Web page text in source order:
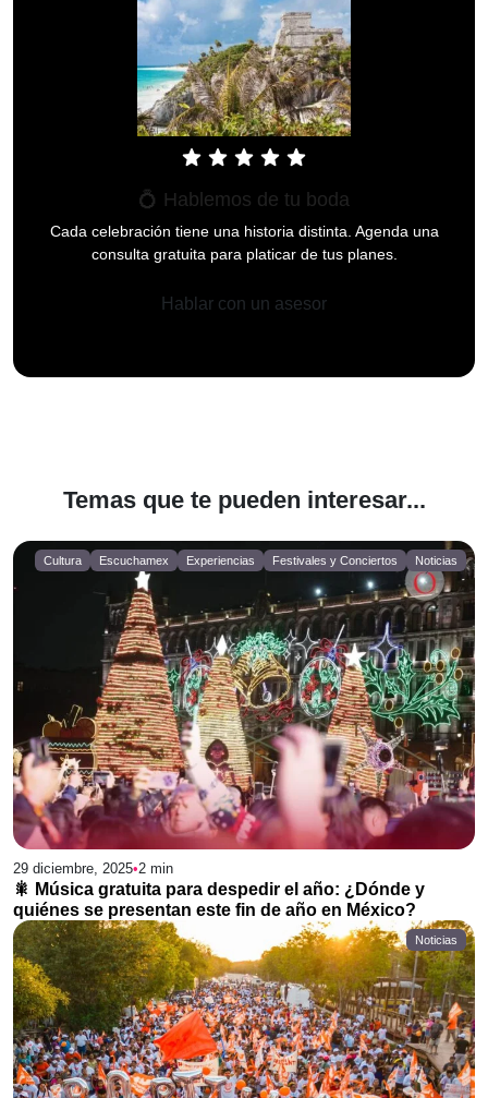
star star star star star
💍 Hablemos de tu boda
Cada celebración tiene una historia distinta. Agenda una
consulta gratuita para platicar de tus planes.
Hablar con un asesor
Temas que te pueden interesar...
Cultura Escuchamex Experiencias Festivales y Conciertos Noticias
29 diciembre, 2025•2 min
🎇 Música gratuita para despedir el año: ¿Dónde y
quiénes se presentan este fin de año en México?
Noticias